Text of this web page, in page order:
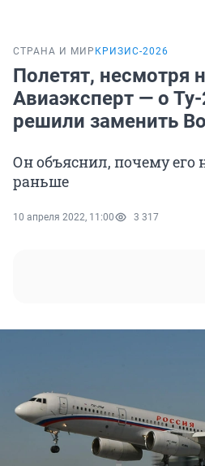
СТРАНА И МИР КРИЗИС-2026
Полетят, несмотря
Авиаэксперт — о
решили заменить
Он объяснил, почему его
раньше
10 апреля 2022, 11:00 3 317